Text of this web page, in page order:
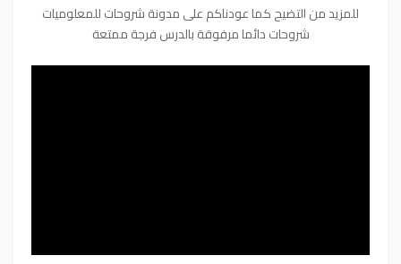
للمزيد من التضيح كما عودناكم على مدونة شروحات للمعلوميات
شروحات دائما مرفوقة بالدرس فرجة ممتعة